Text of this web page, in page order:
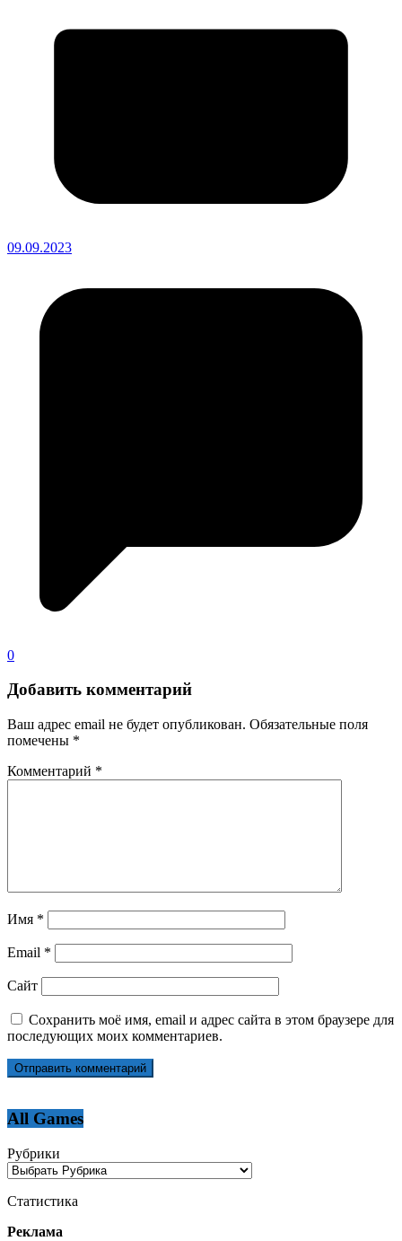
09.09.2023
0
Добавить комментарий
Ваш адрес email не будет опубликован. Обязательные поля
помечены *
Комментарий *
Имя *
Email *
Сайт
Сохранить моё имя, email и адрес сайта в этом браузере для
последующих моих комментариев.
All Games
Рубрики
Статистика
Реклама